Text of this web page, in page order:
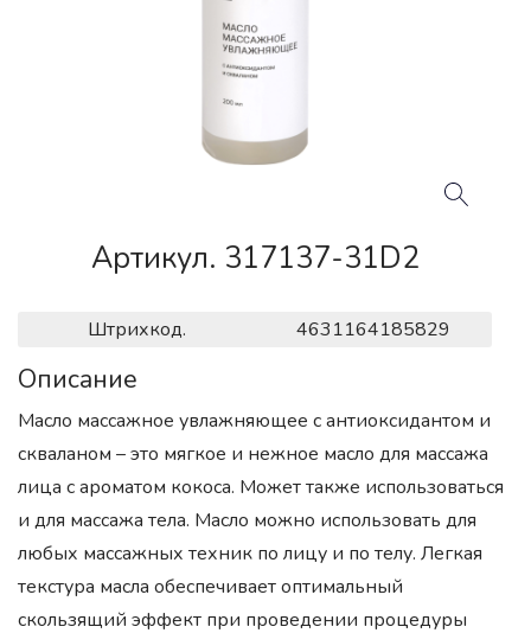
Артикул. 317137-31D2
Штрихкод. 4631164185829
Описание
Масло массажное увлажняющее с антиоксидантом и
скваланом – это мягкое и нежное масло для массажа
лица с ароматом кокоса. Может также использоваться
и для массажа тела. Масло можно использовать для
любых массажных техник по лицу и по телу. Легкая
текстура масла обеспечивает оптимальный
скользящий эффект при проведении процедуры